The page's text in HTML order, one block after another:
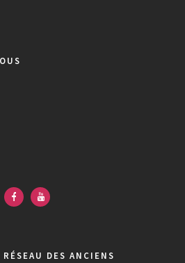
DES ANCIENS